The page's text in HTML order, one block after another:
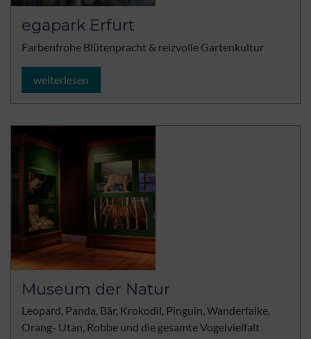
egapark Erfurt
Farbenfrohe Blütenpracht & reizvolle Gartenkultur
weiterlesen
Museum der Natur
Leopard, Panda, Bär, Krokodil, Pinguin, Wanderfalke,
Orang- Utan, Robbe und die gesamte Vogelvielfalt